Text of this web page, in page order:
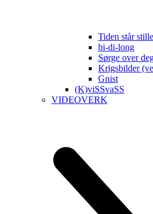
Tiden står stille
bi-di-long
Sørge over
Krigsbilder
Gnist
(K)viSSvaSS
VIDEOVERK